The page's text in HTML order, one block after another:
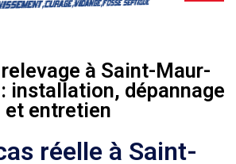
à Saint-Maur-
installation, dépannage
et entretien
réelle à Saint-